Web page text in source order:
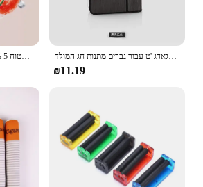
Multfuffs 30000 multiple % 5 מסנן אלקטרוני לעט בטוח מארז סיגריות נייד אוטומטי מארז סיגריות 10 מחשבים מחזיק במקרה סיגריות לא קל הגאדג 'ט עבור גברים מתנות חג המולד
₪11.19